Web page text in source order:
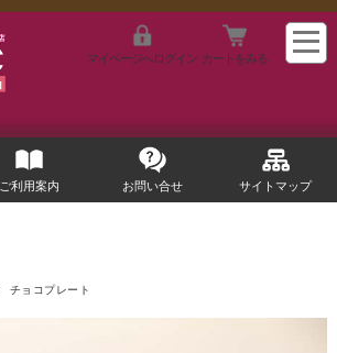
マイページへログイン カートをみる
ご利用案内 お問い合せ サイトマップ
チョコプレート